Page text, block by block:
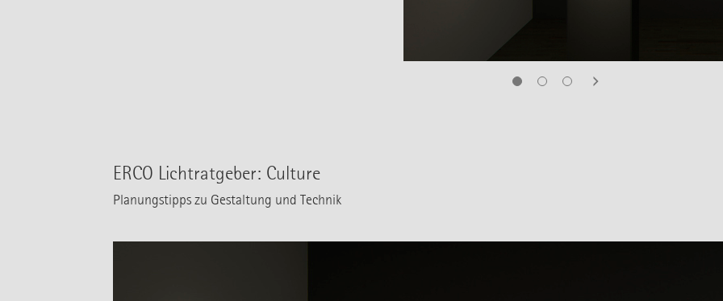
ERCO Lichtratgeber: Culture
Planungstipps zu Gestaltung und Technik